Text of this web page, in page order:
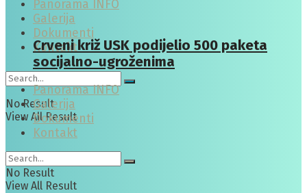
Panorama INFO
Galerija
Dokumenti
Kontakt
No Result
View All Result
Crveni križ USK podijelio 500 paketa
socijalno-ugroženima
Panorama INFO
Galerija
Dokumenti
Kontakt
No Result
View All Result